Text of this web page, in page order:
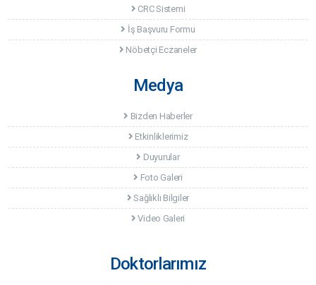
İl Emniyet Müdürü Ziyareti
Toroslar Belediye Başkanı Hamit Tuna'yı Ziyaret
CRC Sistemi
İş Başvuru Formu
Nöbetçi Eczaneler
Medya
Bizden Haberler
Etkinliklerimiz
Duyurular
Foto Galeri
Sağlıklı Bilgiler
Video Galeri
Doktorlarımız